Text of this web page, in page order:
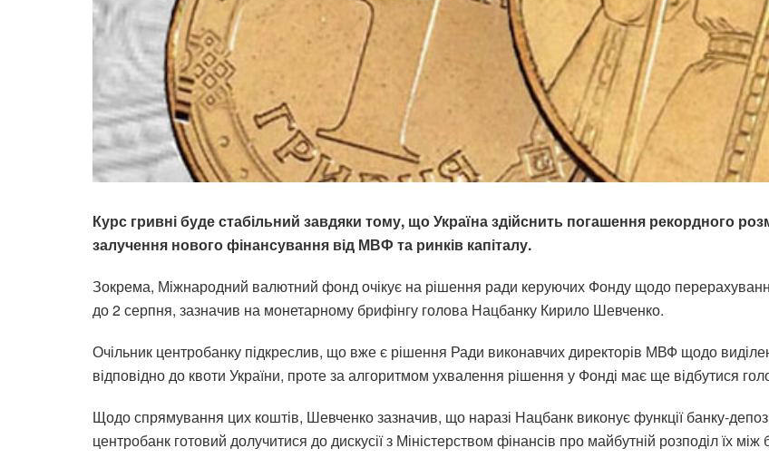
Курс гривні буде стабільний завдяки тому, що Україна здійснить погашення рекордного
залучення нового фінансування від МВФ та ринків капіталу.
Зокрема, Міжнародний валютний фонд очікує на рішення ради керуючих Фонду щодо
до 2 серпня, зазначив на монетарному брифінгу голова Нацбанку Кирило Шевченко.
Очільник центробанку підкреслив, що вже є рішення Ради виконавчих директорів МВФ щодо
відповідно до квоти України, проте за алгоритмом ухвалення рішення у Фонді має ще відбутися
Щодо спрямування цих коштів, Шевченко зазначив, що наразі Нацбанк виконує функції банку-
центробанк готовий долучитися до дискусії з Міністерством фінансів про майбутній розподіл їх